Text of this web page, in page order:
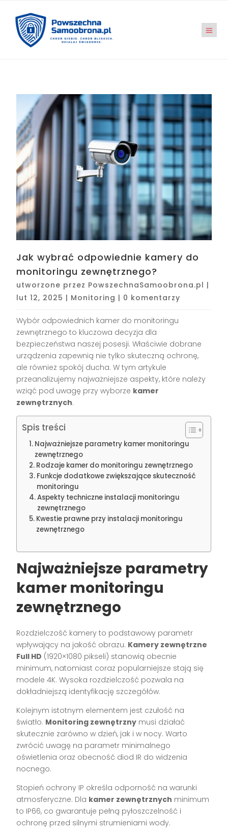
Jak wybrać odpowiednie kamery do
monitoringu zewnętrznego?
utworzone przez PowszechnaSamoobrona.pl |
lut 12, 2025 | Monitoring | 0 komentarzy
Wybór odpowiednich kamer do monitoringu
zewnętrznego to kluczowa decyzja dla
bezpieczeństwa naszej posesji. Właściwie dobrane
urządzenia zapewnią nie tylko skuteczną ochronę,
ale również spokój ducha. W tym artykule
przeanalizujemy najważniejsze aspekty, które należy
wziąć pod uwagę przy wyborze kamer
zewnętrznych.
Spis treści
Najważniejsze parametry kamer monitoringu
zewnętrznego
Rodzaje kamer do monitoringu zewnętrznego
Funkcje dodatkowe zwiększające skuteczność
monitoringu
Aspekty techniczne instalacji monitoringu
zewnętrznego
Kwestie prawne przy instalacji monitoringu
zewnętrznego
Najważniejsze parametry
kamer monitoringu
zewnętrznego
Rozdzielczość kamery to podstawowy parametr
wpływający na jakość obrazu. Kamery zewnętrzne
Full HD (1920×1080 pikseli) stanowią obecnie
minimum, natomiast coraz popularniejsze stają się
modele 4K. Wysoka rozdzielczość pozwala na
dokładniejszą identyfikację szczegółów.
Kolejnym istotnym elementem jest czułość na
światło. Monitoring zewnętrzny musi działać
skutecznie zarówno w dzień, jak i w nocy. Warto
zwrócić uwagę na parametr minimalnego
oświetlenia oraz obecność diod IR do widzenia
nocnego.
Stopień ochrony IP określa odporność na warunki
atmosferyczne. Dla kamer zewnętrznych minimum
to IP66, co gwarantuje pełną pyłoszczelność i
ochronę przed silnymi strumieniami wody.